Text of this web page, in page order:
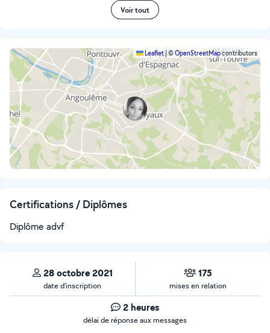
Voir tout
Leaflet|©OpenStreetMapcontributors
Certifications / Diplômes
Diplôme advf
28 octobre 2021
date d’inscription
175
mises en relation
2 heures
délai de réponse aux messages